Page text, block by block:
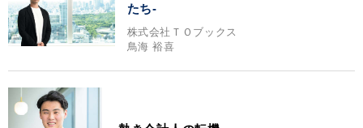
たち-
株式会社ＴＯブックス
鳥海 裕喜